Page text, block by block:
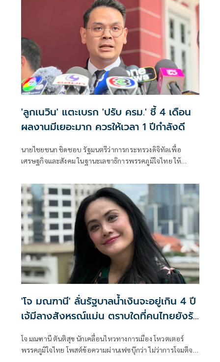
คลอนอยู่จากปัญหา 108 พันประการ ตั้งแต่เริ่มตั้งรัฐบาลมา
อายุเพียง 3 เดือน แต่ข่าวฉาว ข่าวไม่ดีต่างๆ ตั้งแต่การทุจริต
คอร์รัปชัน การโกงสว.
'ลูกเนวิน' แตะเบรก 'ปรับ ครม.' ชี้ 4 เดือน
ผลงานมีเยอะมาก ควรให้เวลา 1 ปีกำลังดี
นายไชยชนก ชิดชอบ รัฐมนตรีว่าการกระทรวงดิจิทัลเพื่อ
เศรษฐกิจและสังคม ในฐานะเลขาธิการพรรคภูมิใจไทย ให้
(ครม.) และปรับกลุ่มลูกเทพที่ไม่มีผลงานออก ว่า สำหรับการ
ปรับครม.
'โจ มณฑานี' ลั่นรัฐบาลน้ำเงินจะอยู่เกิน 4 ปี
เจ้มีลางสังหรณ์แม่น ตราบใดที่คนไทยยังรัก
โจ มณฑานี ตันติสุข นักเคลื่อนไหวทางการเมือง โหวตเตอร์
พรรคภูมิใจไทย โพสต์ข้อความผ่านเฟซบุ๊กว่า ไม่ว่าการโจมตีจะ